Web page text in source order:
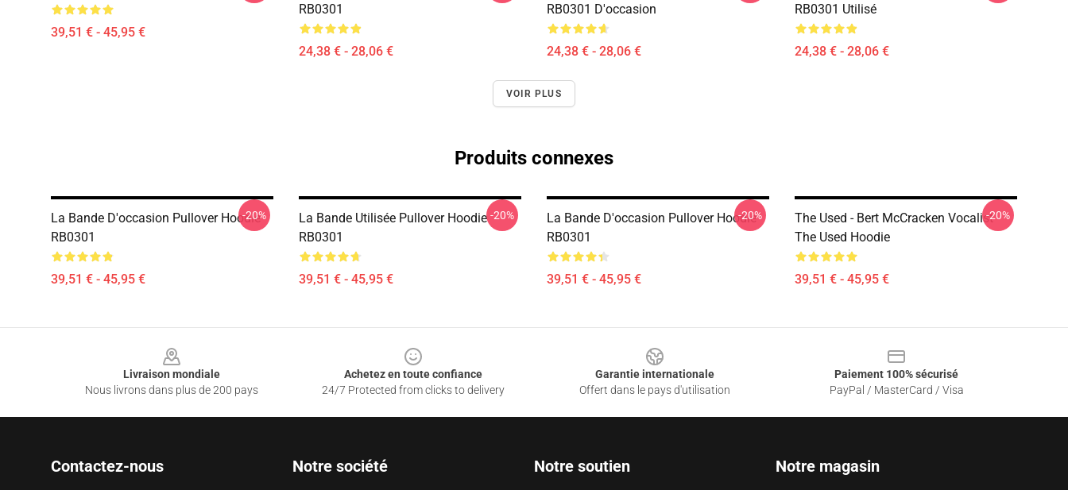
39,51 € - 45,95 €
RB0301
24,38 € - 28,06 €
RB0301 D'occasion
24,38 € - 28,06 €
RB0301 Utilisé
24,38 € - 28,06 €
VOIR PLUS
Produits connexes
La Bande D'occasion Pullover Hoodie
RB0301
39,51 € - 45,95 €
-20%
La Bande Utilisée Pullover Hoodie
RB0301
39,51 € - 45,95 €
-20%
La Bande D'occasion Pullover Hoodie
RB0301
39,51 € - 45,95 €
-20%
The Used - Bert McCracken Vocalist
The Used Hoodie
39,51 € - 45,95 €
-20%
Livraison mondiale
Nous livrons dans plus de 200 pays
Achetez en toute confiance
24/7 Protected from clicks to delivery
Garantie internationale
Offert dans le pays d'utilisation
Paiement 100% sécurisé
PayPal / MasterCard / Visa
Contactez-nous Notre société Notre soutien Notre magasin